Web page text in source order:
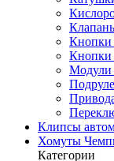
Кнопки
Кнопки
Модули
Клипсы
Хомуты
Категории